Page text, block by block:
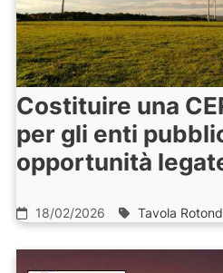
Costituire una
per gli enti
opportunità
18/02/2026 Tavola